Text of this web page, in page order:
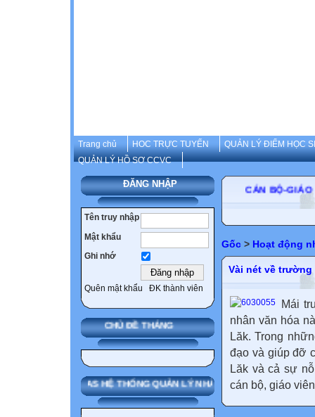
Trang chủ HOC TRỰC TUYẾN
QUẢN LÝ ĐIỂM HỌC
QUẢN LÝ HỒ SƠ CCVC
ĐĂNG NHẬP
Tên truy nhập
Mật khẩu
Ghi nhớ
Quên mật khẩu ĐK thành viên
CHỦ ĐỀ THÁNG
SMAS HỆ THỐNG QUẢN LÝ NHÀ TRƯỜNG
CÁN BỘ-GIÁO
Gốc > Hoạt động
Vài nét về trường
Mái
nhân văn hóa
Lăk. Trong
đạo và giúp đỡ
Lăk và cả sự
cán bộ, giáo